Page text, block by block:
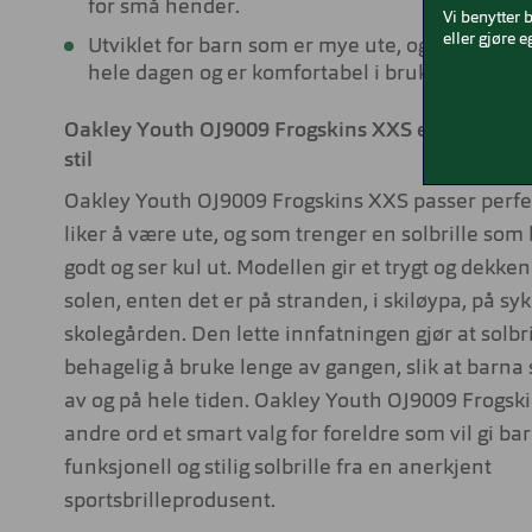
for små hender.
Utviklet for barn som er mye ute, og sitter
hele dagen og er komfortabel i bruk.
Oakley Youth OJ9009 Frogskins XXS er for
stil
Oakley Youth OJ9009 Frogskins XXS passer
liker å være ute, og som trenger en solbrille som
godt og ser kul ut. Modellen gir et trygt og
solen, enten det er på stranden, i skiløypa, på
skolegården. Den lette innfatningen gjør at
behagelig å bruke lenge av gangen, slik at barna
av og på hele tiden. Oakley Youth OJ9009
andre ord et smart valg for foreldre som vil gi
funksjonell og stilig solbrille fra en anerkjent
sportsbrilleprodusent.
Vi benytter
eller gjøre